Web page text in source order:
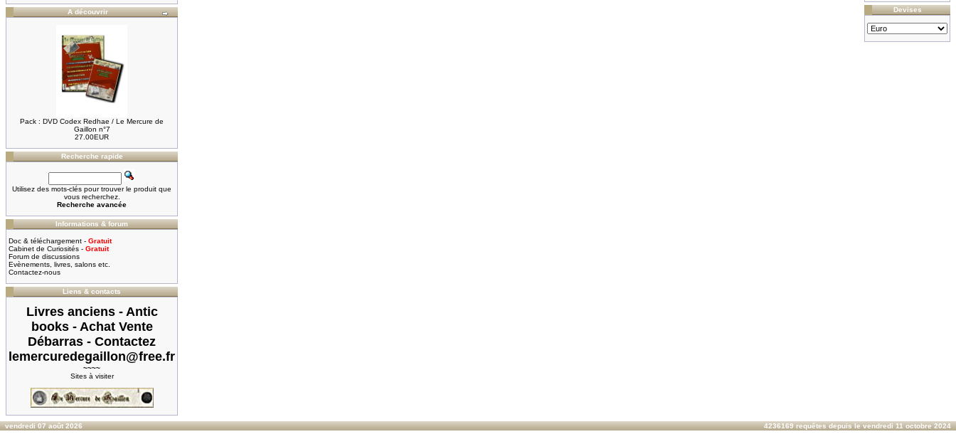
A découvrir
Pack : DVD Codex Redhae / Le Mercure de
Gaillon n°7
27.00EUR
Recherche rapide
Utilisez des mots-clés pour trouver le produit que
vous recherchez.
Recherche avancée
Informations & forum
Doc & téléchargement - Gratuit
Cabinet de Curiosités - Gratuit
Forum de discussions
Evènements, livres, salons etc.
Contactez-nous
Liens & contacts
Livres anciens - Antic
books - Achat Vente
Débarras - Contactez
lemercuredegaillon@free.fr
~~~~
Sites à visiter
Devises
vendredi 07 août 2026 4236169 requêtes depuis le vendredi 11 octobre 2024